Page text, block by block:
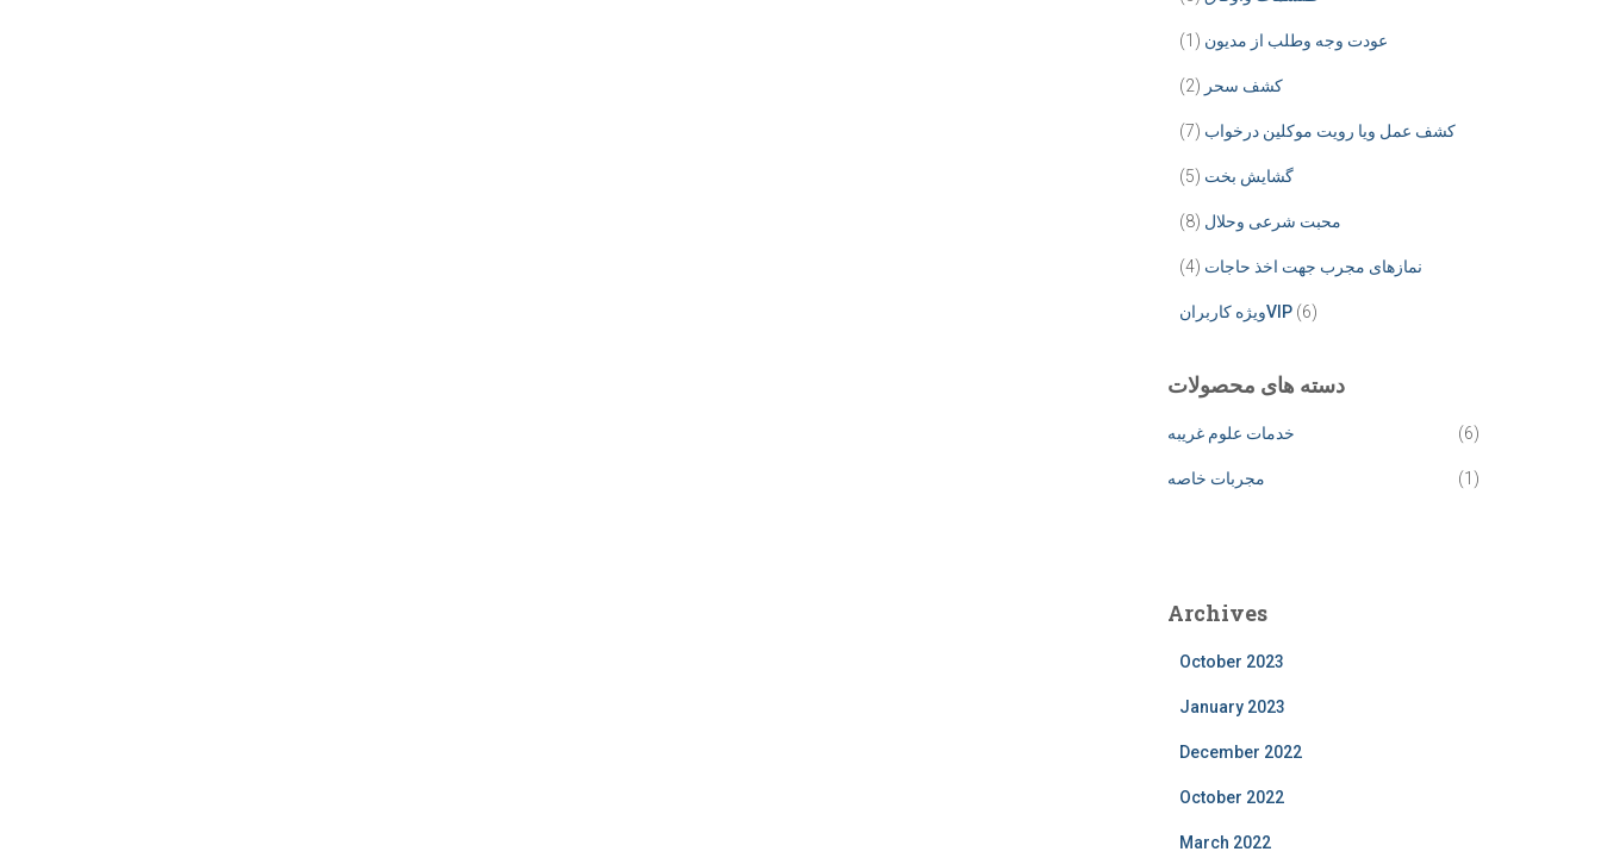
عودت وجه وطلب از مدیون (1)
کشف سحر (2)
کشف عمل ویا رویت موکلین درخواب (7)
گشایش بخت (5)
محبت شرعی وحلال (8)
نمازهای مجرب جهت اخذ حاجات (4)
ویژه کاربرانVIP(6)
دسته های محصولات
خدمات علوم غریبه (6)
مجربات خاصه (1)
Archives
October 2023
January 2023
December 2022
October 2022
March 2022